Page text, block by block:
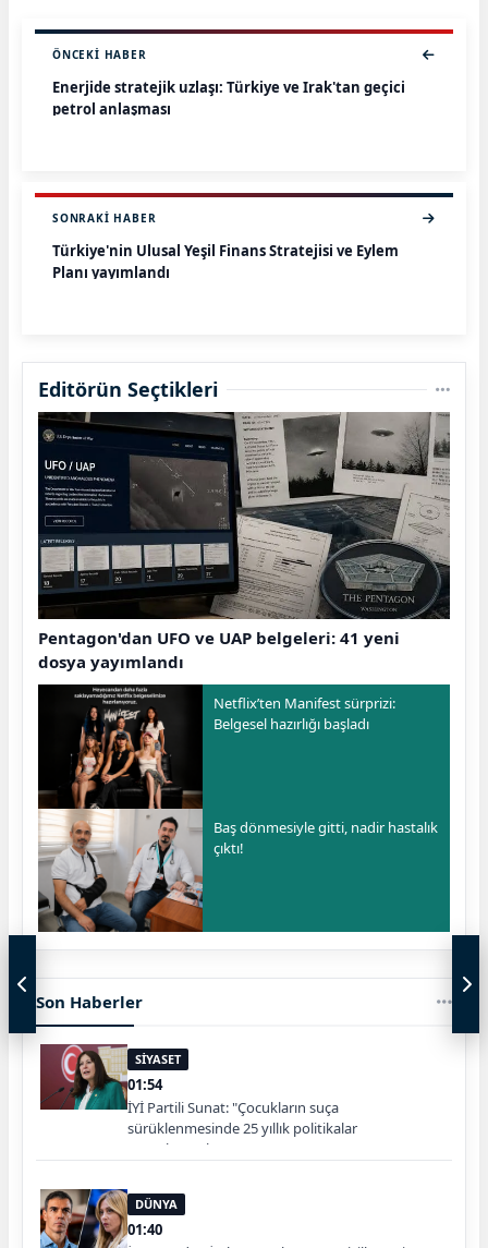
ÖNCEKI HABER
Enerjide stratejik uzlaşı: Türkiye ve Irak'tan geçici
petrol anlaşması
SONRAKI HABER
Türkiye'nin Ulusal Yeşil Finans Stratejisi ve Eylem
Planı yayımlandı
Editörün Seçtikleri
Pentagon'dan UFO ve UAP belgeleri: 41 yeni
dosya yayımlandı
Netflix’ten Manifest sürprizi:
Belgesel hazırlığı başladı
Baş dönmesiyle gitti, nadir hastalık
çıktı!
Son Haberler
SİYASET
01:54
İYİ Partili Sunat: "Çocukların suça
sürüklenmesinde 25 yıllık politikalar
sorgulanmalı"
DÜNYA
01:40